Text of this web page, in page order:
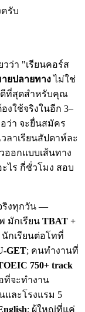
รับ
ว่า "เรียนคอร์ส
ายปลายทางไม่ใช่
ดีที่สุดสำหรับคุณ
ใช้จริงในอีก 3–
ว่า จะยื่นสมัคร
ลาเรียนสัปดาห์ละ
ออกแบบเส้นทาง
ะไร กี่ชั่วโมง สอบ
ริงทุกวัน —
มักเรียน TBAT +
กเรียนต่อโทที่
GET; คนทำงานที่
750+ track
ที่จะทำงาน
และโรงแรม 5
; ผู้ใหญ่ที่แค่